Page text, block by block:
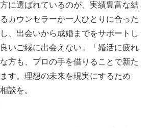
に選ばれているのが、実績豊富な結
カウンセラーが一人ひとりに合った
、出会いから成婚までをサポートし
いご縁に出会えない」「婚活に疲れ
方も、プロの手を借りることで新た
す。理想の未来を現実にするため
談を。